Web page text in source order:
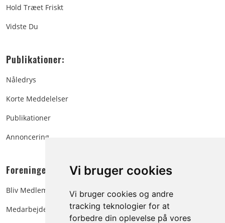
Vi bruger cookies
Vi bruger cookies og andre
tracking teknologier for at
forbedre din oplevelse på vores
Hold Træet Friskt
Vidste Du
Publikationer:
Nåledrys
Korte Meddelelser
Publikationer
Annoncering
Foreningen:
Bliv Medlem
Medarbejdere